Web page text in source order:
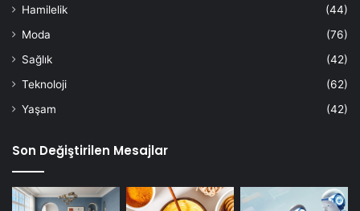
Hamilelik
(44)
Moda
(76)
Sağlık
(42)
Teknoloji
(62)
Yaşam
(42)
Son Değiştirilen Mesajlar